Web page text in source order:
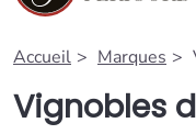
Accueil Marques
Vignobles